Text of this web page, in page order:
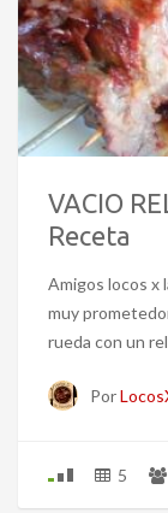
VACIO
Receta
Amigos locos x
muy
rueda con un
Por
5